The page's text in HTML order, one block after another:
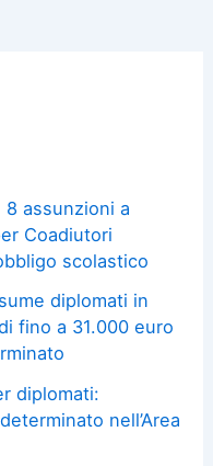
8 assunzioni a
Coadiutori
scolastico
diplomati in
fino a 31.000 euro
diplomati:
nell’Area